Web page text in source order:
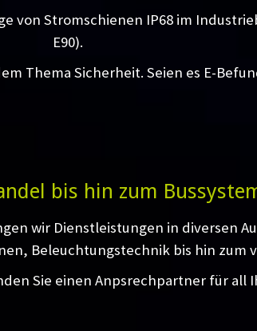
von Stromschienen IP68 im
E90).
Thema Sicherheit. Seien es E-
bis hin zum
wir Dienstleistungen in diversen
Beleuchtungstechnik bis hin zum
Sie einen Anpsrechpartner für all